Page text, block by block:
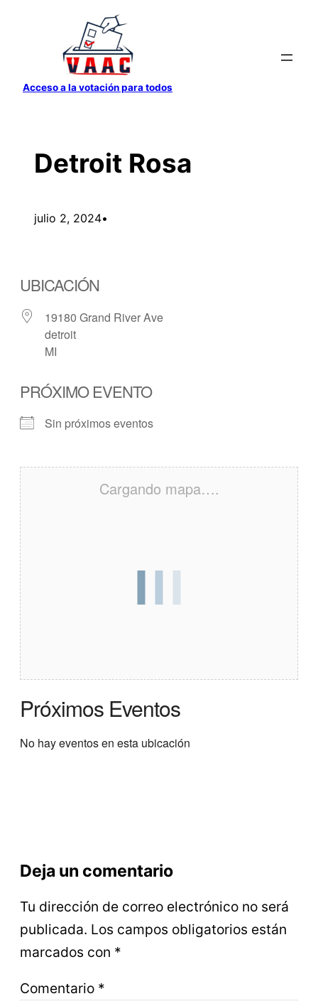
contenido
Acceso a la votación para todos
Detroit Rosa
julio 2, 2024•
UBICACIÓN
19180 Grand River Ave
detroit
MI
PRÓXIMO EVENTO
Sin próximos eventos
Cargando mapa….
Próximos Eventos
No hay eventos en esta ubicación
Deja un comentario
Tu dirección de correo electrónico no será
publicada. Los campos obligatorios están
marcados con *
Comentario *